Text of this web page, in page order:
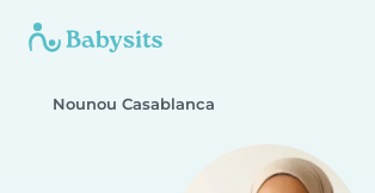
Nounou Casablanca